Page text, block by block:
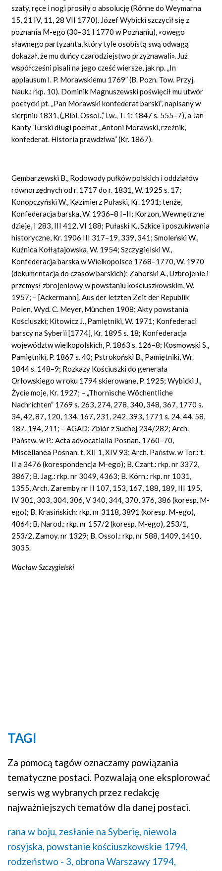
szaty, ręce i nogi prosiły o absolucję (Rönne do Weymarna
15, 21 IV, 11, 28 VII 1770). Józef Wybicki szczycił się z
poznania M-ego (30–31 I 1770 w Poznaniu), «owego
sławnego partyzanta, który tyle osobistą swą odwagą
dokazał, że mu duńcy czarodziejstwo przyznawali». Już
współcześni pisali na jego cześć wiersze, jak np. „In
applausum I. P. Morawskiemu 1769” (B. Pozn. Tow. Przyj.
Nauk.: rkp. 10). Dominik Magnuszewski poświęcił mu utwór
poetycki pt. „Pan Morawski konfederat barski”, napisany w
sierpniu 1831, („Bibl. Ossol.,” Lw., T. 1: 1847 s. 555–7), a Jan
Kanty Turski długi poemat „Antoni Morawski, rzeźnik,
konfederat. Historia prawdziwa” (Kr. 1867).
Gembarzewski B., Rodowody pułków polskich i oddziałów
równorzędnych od r. 1717 do r. 1831, W. 1925 s. 17;
Konopczyński W., Kazimierz Pułaski, Kr. 1931; tenże,
Konfederacja barska, W. 1936–8 I–II; Korzon, Wewnętrzne
dzieje, I 283, III 412, VI 188; Pułaski K., Szkice i poszukiwania
historyczne, Kr. 1906 III 317–19, 339, 341; Smoleński W.,
Kuźnica Kołłątajowska, W. 1954; Szczygielski W.,
Konfederacja barska w Wielkopolsce 1768–1770, W. 1970
(dokumentacja do czasów barskich); Zahorski A., Uzbrojenie i
przemysł zbrojeniowy w powstaniu kościuszkowskim, W.
1957; – [Ackermann], Aus der letzten Zeit der Republik
Polen, Wyd. C. Meyer, München 1908; Akty powstania
Kościuszki; Kitowicz J., Pamiętniki, W. 1971; Konfederaci
barscy na Syberii [1774], Kr. 1895 s. 18; Konfederacja
województw wielkopolskich, P. 1863 s. 126–8; Kosmowski S.,
Pamiętniki, P. 1867 s. 40; Pstrokoński B., Pamiętniki, Wr.
1844 s. 148–9; Rozkazy Kościuszki do generała
Orłowskiego w roku 1794 skierowane, P. 1925; Wybicki J.,
Życie moje, Kr. 1927; – „Thornische Wöchentliche
Nachrichten” 1769 s. 263, 274, 278, 340, 348, 367, 1770 s.
34, 42, 87, 120, 134, 167, 231, 242, 393, 1771 s. 24, 44, 58,
187, 194, 211; – AGAD: Zbiór z Suchej 234/282; Arch.
Państw. w P.: Acta advocatialia Posnan. 1760–70,
Miscellanea Posnan. t. XII 1, XIV 93; Arch. Państw. w Tor.: t.
II a 3476 (korespondencja M-ego); B. Czart.: rkp. nr 3372,
3867; B. Jag.: rkp. nr 3049, 4363; B. Kórn.: rkp. nr 1031,
1355, Arch. Zaremby nr II 107, 153, 167, 188, 189, III 195,
IV 301, 303, 304, 306, V 340, 344, 370, 376, 386 (koresp. M-
ego); B. Krasińskich: rkp. nr 3118, 3891 (koresp. M-ego),
4064; B. Narod.: rkp. nr 157/2 (koresp. M-ego), 253/1,
253/2, Zamoy. nr 1329; B. Ossol.: rkp. nr 588, 1409, 1410,
3035.
Wacław Szczygielski
TAGI
Za pomocą tagów oznaczamy powiązania
tematyczne postaci. Pozwalają one eksplorować
serwis wg wybranych przez redakcję
najważniejszych tematów dla danej postaci.
rana w boju, zesłanie na Syberię, niewola
rosyjska, powstanie kościuszkowskie 1794,
rodzeństwo - 3, obrona Warszawy 1794,